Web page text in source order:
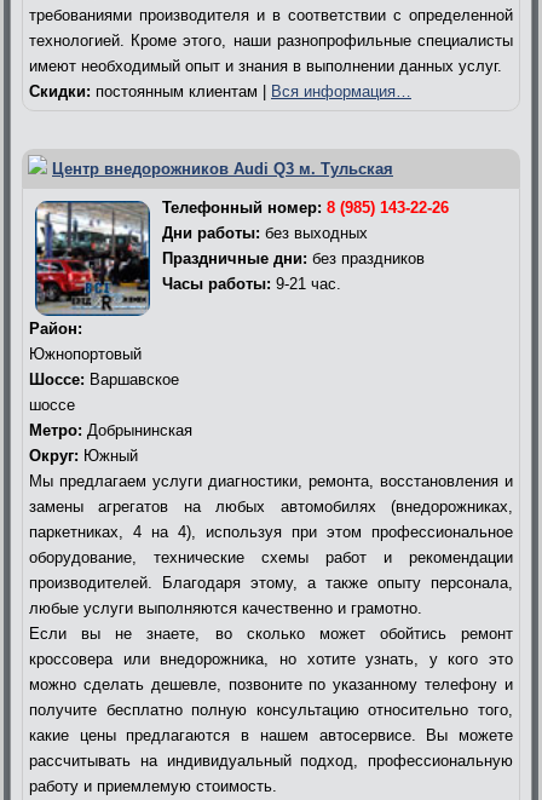
требованиями производителя и в соответствии с определенной
технологией. Кроме этого, наши разнопрофильные специалисты
имеют необходимый опыт и знания в выполнении данных услуг.
Скидки: постоянным клиентам | Вся информация…
Центр внедорожников Audi Q3 м. Тульская
Телефонный номер: 8 (985) 143-22-26
Дни работы: без выходных
Праздничные дни: без праздников
Часы работы: 9-21 час.
Район:
Южнопортовый
Шоссе: Варшавское
шоссе
Метро: Добрынинская
Округ: Южный
Мы предлагаем услуги диагностики, ремонта, восстановления и
замены агрегатов на любых автомобилях (внедорожниках,
паркетниках, 4 на 4), используя при этом профессиональное
оборудование, технические схемы работ и рекомендации
производителей. Благодаря этому, а также опыту персонала,
любые услуги выполняются качественно и грамотно.
Если вы не знаете, во сколько может обойтись ремонт
кроссовера или внедорожника, но хотите узнать, у кого это
можно сделать дешевле, позвоните по указанному телефону и
получите бесплатно полную консультацию относительно того,
какие цены предлагаются в нашем автосервисе. Вы можете
рассчитывать на индивидуальный подход, профессиональную
работу и приемлемую стоимость.